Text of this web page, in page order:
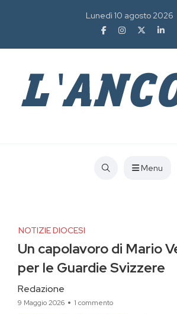
Lunedì 10 agosto 2026
Menu
NOTIZIE DIOCESI
Un capolavoro di Mario
per le Guardie Svizzere
Redazione
9 Maggio 2026 1 commento